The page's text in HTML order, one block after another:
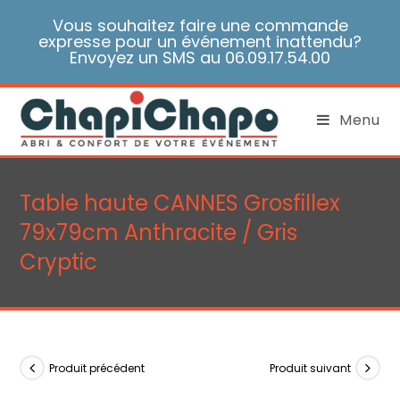
Vous souhaitez faire une commande
expresse pour un événement inattendu?
Envoyez un SMS au 06.09.17.54.00
Menu
Table haute CANNES Grosfillex
79x79cm Anthracite / Gris
Cryptic
Produit précédent Produit suivant